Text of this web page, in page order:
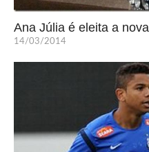
Ana Júlia é eleita a
14/03/2014